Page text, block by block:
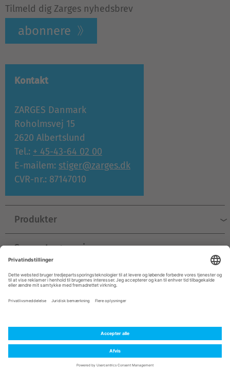
Tilmeld dig Zarges nyhedsbrev
abonnere
Kontakt
ZARGES Danmark
Roholmsvej 15
2620 Albertslund
Tel.: + 45-43-64 02 00
E-mailem: stiger@zarges.dk
CVR-nr.: 87147010
Produkter
Support og service
Virksomhed
Almindelige forretningsbetingelser Kontakt